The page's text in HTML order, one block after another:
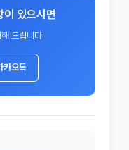
이 있으시면
드립니다
오톡